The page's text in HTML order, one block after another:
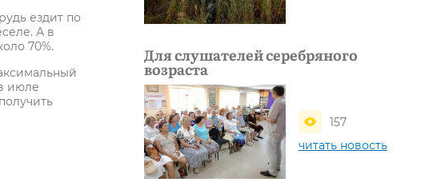
ездит по
А в
70%.
июле
Для слушателей серебряного
возраста
157
читать новость